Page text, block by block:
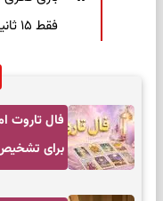
فقط ۱۵ ثانیه برای پیداکردنش وقت دارید
برای